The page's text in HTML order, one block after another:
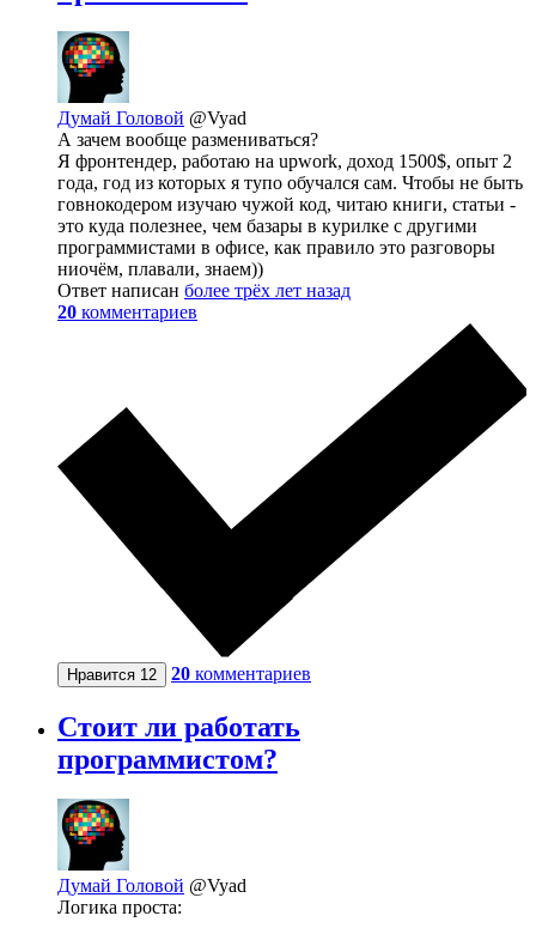
Думай Головой @Vyad
А зачем вообще размениваться?
Я фронтендер, работаю на upwork, доход 1500$, опыт 2
года, год из которых я тупо обучался сам. Чтобы не быть
говнокодером изучаю чужой код, читаю книги, статьи -
это куда полезнее, чем базары в курилке с другими
программистами в офисе, как правило это разговоры
ниочём, плавали, знаем))
Ответ написан более трёх лет назад
20 комментариев
Нравится 12 20 комментариев
Стоит ли работать
программистом?
Думай Головой @Vyad
Логика проста: